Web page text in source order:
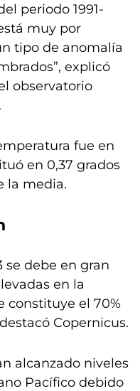
periodo 1991-
muy por
tipo de anomalía
explicó
observatorio
fue en
en 0,37 grados
la media.
se debe en gran
en la
constituye el 70%
Copernicus.
alcanzado niveles
Pacífico debido